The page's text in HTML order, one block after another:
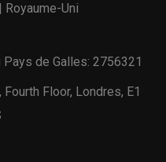
Royaume-Uni
de Galles: 2756321
Floor, Londres, E1